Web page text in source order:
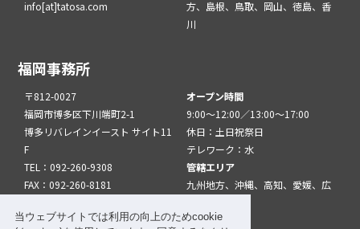
当ウェブサイトでは利用の向上のためcookie
info[at]tatosa.com
方、島根、鳥取、岡山、徳島、香
川
福岡事務所
〒812-0027
福岡市博多区下川端町2-1
博多リバレインイースト サイト11
F
TEL：092-260-9308
FAX：092-260-8181
オープン時間
9:00～12:00／13:00～17:00
休日：土日祝祭日
テレワーク：水
管轄エリア
九州地方、沖縄、高知、愛媛、広